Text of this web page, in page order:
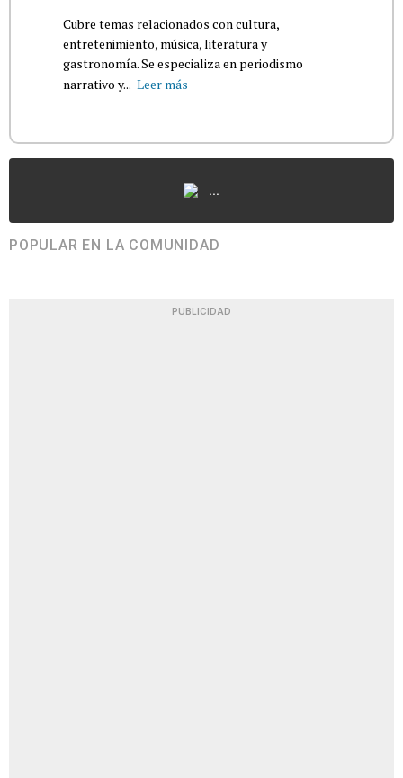
Cubre temas relacionados con cultura,
entretenimiento, música, literatura y
gastronomía. Se especializa en periodismo
narrativo y... Leer más
...
POPULAR EN LA COMUNIDAD
PUBLICIDAD